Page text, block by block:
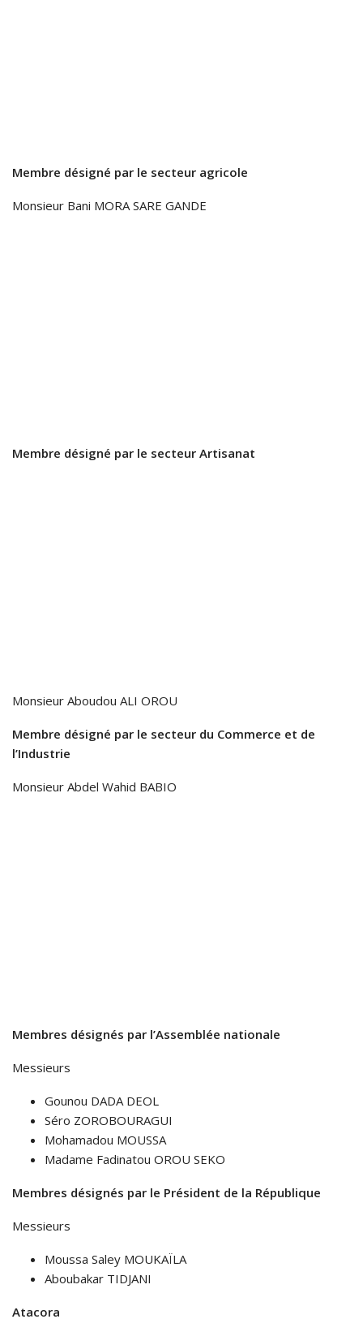
Membre désigné par le secteur agricole
Monsieur Bani MORA SARE GANDE
Membre désigné par le secteur Artisanat
Monsieur Aboudou ALI OROU
Membre désigné par le secteur du Commerce et de
l’Industrie
Monsieur Abdel Wahid BABIO
Membres désignés par l’Assemblée nationale
Messieurs
Gounou DADA DEOL
Séro ZOROBOURAGUI
Mohamadou MOUSSA
Madame Fadinatou OROU SEKO
Membres désignés par le Président de la République
Messieurs
Moussa Saley MOUKAÏLA
Aboubakar TIDJANI
Atacora